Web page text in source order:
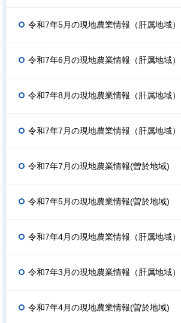
令和7年5月の現地農業情報（肝属地域）
令和7年6月の現地農業情報（肝属地域）
令和7年8月の現地農業情報（肝属地域）
令和7年7月の現地農業情報（肝属地域）
令和7年7月の現地農業情報(曽於地域)
令和7年5月の現地農業情報(曽於地域)
令和7年4月の現地農業情報（肝属地域）
令和7年3月の現地農業情報（肝属地域）
令和7年4月の現地農業情報(曽於地域)